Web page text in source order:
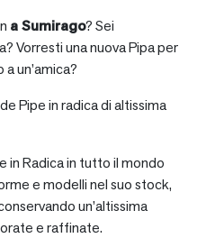
aSumirago? Sei
Vorresti una nuova Pipa per
un’amica?
Pipe in radica di altissima
in Radica in tutto il mondo
e modelli nel suo stock,
un’altissima
e raffinate.